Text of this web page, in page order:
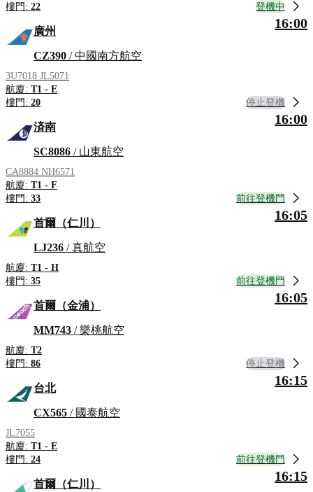
樓門: 22 登機中
廣州
CZ390 / 中國南方航空
3U7018 JL5071
航廈: T1 - E
樓門: 20
16:00
停止登機
済南
SC8086 / 山東航空
CA8884 NH6571
航廈: T1 - F
樓門: 33
16:00
前往登機門
首爾（仁川）
LJ236 / 真航空
航廈: T1 - H
樓門: 35
16:05
前往登機門
首爾（金浦）
MM743 / 樂桃航空
航廈: T2
樓門: 86
16:05
停止登機
台北
CX565 / 國泰航空
JL7055
航廈: T1 - E
樓門: 24
16:15
前往登機門
首爾（仁川）
16:15